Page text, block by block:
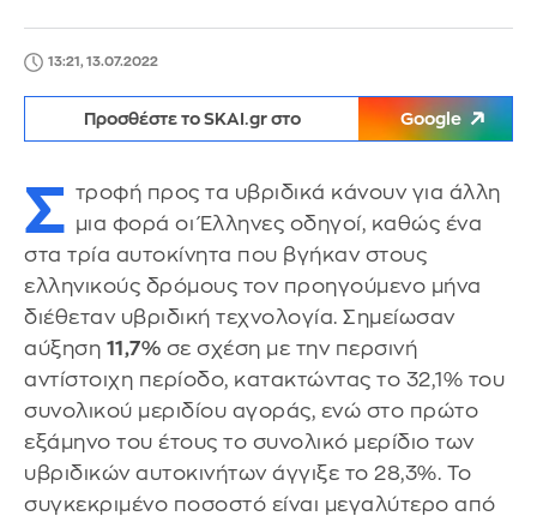
13:21, 13.07.2022
Προσθέστε το SKAI.gr στο Google
Σ τροφή προς τα υβριδικά κάνουν για άλλη
μια φορά οι Έλληνες οδηγοί, καθώς ένα
στα τρία αυτοκίνητα που βγήκαν στους
ελληνικούς δρόμους τον προηγούμενο μήνα
διέθεταν υβριδική τεχνολογία. Σημείωσαν
αύξηση 11,7% σε σχέση με την περσινή
αντίστοιχη περίοδο, κατακτώντας το 32,1% του
συνολικού μεριδίου αγοράς, ενώ στο πρώτο
εξάμηνο του έτους το συνολικό μερίδιο των
υβριδικών αυτοκινήτων άγγιξε το 28,3%. Το
συγκεκριμένο ποσοστό είναι μεγαλύτερο από